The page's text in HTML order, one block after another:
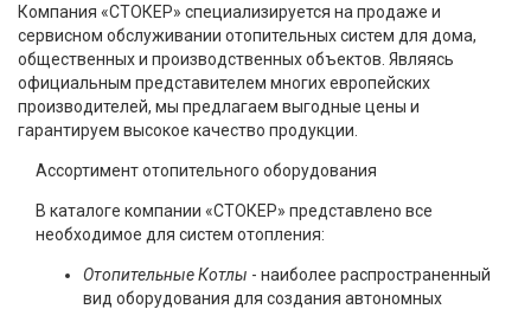
Компания «СТОКЕР» специализируется на продаже и
сервисном обслуживании отопительных систем для дома,
общественных и производственных объектов. Являясь
официальным представителем многих европейских
производителей, мы предлагаем выгодные цены и
гарантируем высокое качество продукции.
Ассортимент отопительного оборудования
В каталоге компании «СТОКЕР» представлено все
необходимое для систем отопления:
Отопительные Котлы - наиболее распространенный
вид оборудования для создания автономных